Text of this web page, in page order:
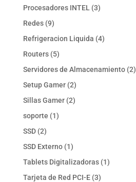
Procesadores INTEL 33
Redes 99
productos
Refrigeracion Liquida 44
Routers 55
productos
Servidores de Almacenamiento 22
Setup Gamer 22
productos
Sillas Gamer 22
soporte 11
SSD 22
productos
SSD Externo 11
producto
Tablets Digitalizadoras 11
Tarjeta de Red PCI-E 33